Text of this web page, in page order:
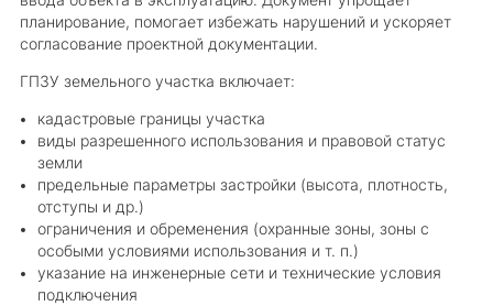
планирование, помогает избежать нарушений и ускоряет
согласование проектной документации.
ГПЗУ земельного участка включает:
кадастровые границы участка
виды разрешенного использования и правовой статус
земли
предельные параметры застройки (высота, плотность,
отступы и др.)
ограничения и обременения (охранные зоны, зоны с
особыми условиями использования и т. п.)
указание на инженерные сети и технические условия
подключения